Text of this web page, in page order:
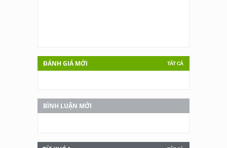
TẤT CẢ
ĐÁNH GIÁ MỚI
BÌNH LUẬN MỚI